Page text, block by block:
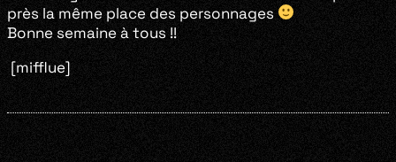
près la même place des personnages
Bonne semaine à tous !!
[mifflue]